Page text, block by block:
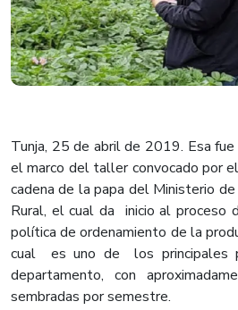
Tunja, 25 de abril de 2019. Esa
el marco del taller convocado por
cadena de la papa del Ministerio
Rural, el cual da inicio al proceso
política de ordenamiento de la
cual es uno de los principales
departamento, con
sembradas por semestre.